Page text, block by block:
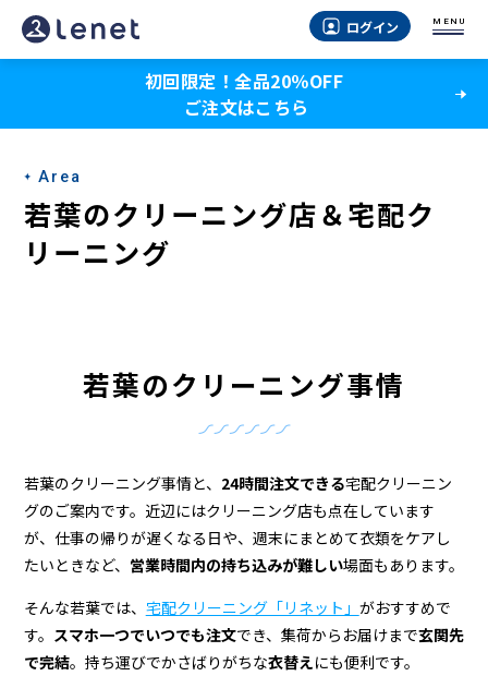
若
葉
ク
リ
ー
配
ク
リ
ー
ニ
ログイン MENU
初回限定！全品20％OFF
ご注文はこちら
Area
若葉のクリーニング店＆宅配ク
リーニング
若葉のクリーニング事情
若葉のクリーニング事情と、 24時間注文できる宅配クリーニン
グのご案内です。近辺にはクリーニング店も点在しています
が、仕事の帰りが遅くなる日や、週末にまとめて衣類をケアし
たいときなど、 営業時間内の持ち込みが難しい場面もあります。
そんな若葉では、 宅配クリーニング「リネット」 がおすすめで
す。 スマホ一つでいつでも注文でき、集荷からお届けまで玄関先
で完結。持ち運びでかさばりがちな衣替えにも便利です。